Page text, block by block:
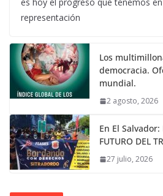
representación
Los
democracia.
mundial.
2 agosto, 2026
En El Salvador:
FUTURO DEL
27 julio, 2026